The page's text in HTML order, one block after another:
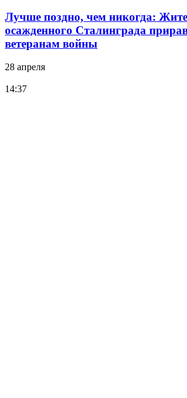
Лучше поздно, чем никогда:
осажденного Сталинграда
ветеранам войны
28 апреля
14:37